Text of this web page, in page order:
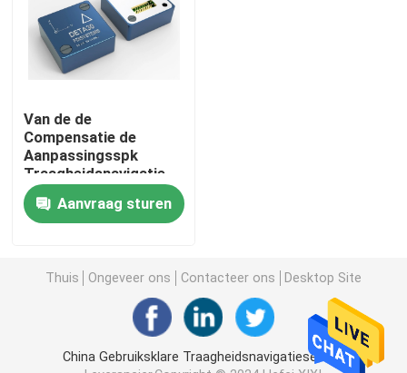
Producten
NTC-Temperatuursensor
Medische Temperatuursondes
Automobieltemperatuursensor
Epoxy Met een laag bedekte Thermistoren
De Sensoren van het huistoestel
Van de de
Compensatie de
Aanpassingsspk
Traagheidsnavigatie
van de kegelrij Sensor
DETA de
Gyroscooptechnologie
Aanvraag sturen
Thuis Ongeveer ons Contacteer ons Desktop Site
China Gebruiksklare Traagheidsnavigatiesensor